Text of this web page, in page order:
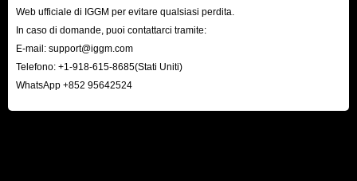
Web ufficiale di IGGM per evitare qualsiasi perdita.
In caso di domande, puoi contattarci tramite:
E-mail: support@iggm.com
Telefono: +1-918-615-8685(Stati Uniti)
WhatsApp +852 95642524